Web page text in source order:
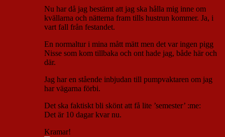
Nu har då jag bestämt att jag ska hålla mig inne om
kvällarna och nätterna fram tills hustrun kommer. Ja, i
vart fall från festandet.
En normaltur i mina mått mätt men det var ingen pigg
Nisse som kom tillbaka och ont hade jag, både här och
där.
Jag har en stående inbjudan till pumpvaktaren om jag
har vägarna förbi.
Det ska faktiskt bli skönt att få lite ’semester’ :me:
Det är 10 dagar kvar nu.
Kramar!